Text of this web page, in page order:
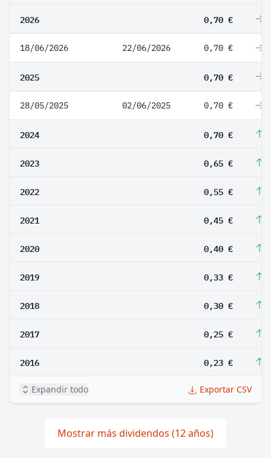
2026 0,70 €
18/06/2026 22/06/2026 0,70 €
2025 0,70 €
28/05/2025 02/06/2025 0,70 €
2024 0,70 €
2023 0,65 €
2022 0,55 €
2021 0,45 €
2020 0,40 €
2019 0,33 €
2018 0,30 €
2017 0,25 €
2016 0,23 €
Expandir todo Exportar CSV
Mostrar más dividendos (12 años)